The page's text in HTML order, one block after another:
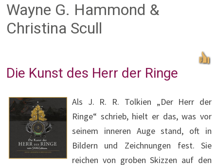
Wayne G. Hammond &
Christina Scull
Die Kunst des Herr der Ringe
Als J. R. R. Tolkien „Der Herr der
Ringe“ schrieb, hielt er das, was vor
seinem inneren Auge stand, oft in
Bildern und Zeichnungen fest. Sie
reichen von groben Skizzen auf den